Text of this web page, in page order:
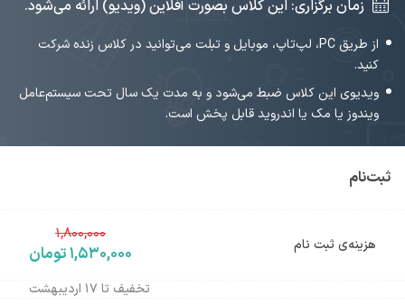
زمان برگزاری: این کلاس بصورت آفلاین (ویدیو) ارائه می‌شود.
از طریق PC، لپ‌تاپ، موبایل و تبلت می‌توانید در کلاس زنده شرکت
کنید.
ویدیوی این کلاس ضبط می‌شود و به مدت یک سال تحت سیستم‌عامل
ویندوز یا مک یا اندروید قابل پخش است.
ثبت‌نام
هزینه‌ی ثبت نام
۱,۸۰۰,۰۰۰
۱,۵۳۰,۰۰۰ تومان
تخفیف تا ۱۷ اردیبهشت